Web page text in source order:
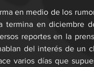
en medio de los
en diciembre
reportes en la
del interés de un
varios días que